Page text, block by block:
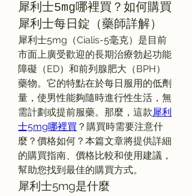
犀利士5mg哪裡買？如何購買
犀利士每日錠（藥師詳解）
犀利士5mg（Cialis-5毫克）是目前
市面上廣受歡迎的長期治療勃起功能
障礙（ED）和前列腺肥大（BPH）
藥物。它的特點在於每日服用的低劑
量，使男性能夠隨時進行性生活，無
需計劃或提前服藥。那麼，這款犀利
士5mg哪裡買 ？購買時需要注意什
麼？價格如何？本篇文章將提供詳細
的購買指南、價格比較和使用建議，
幫助您找到最佳的購買方式。
犀利士5mg是什麼